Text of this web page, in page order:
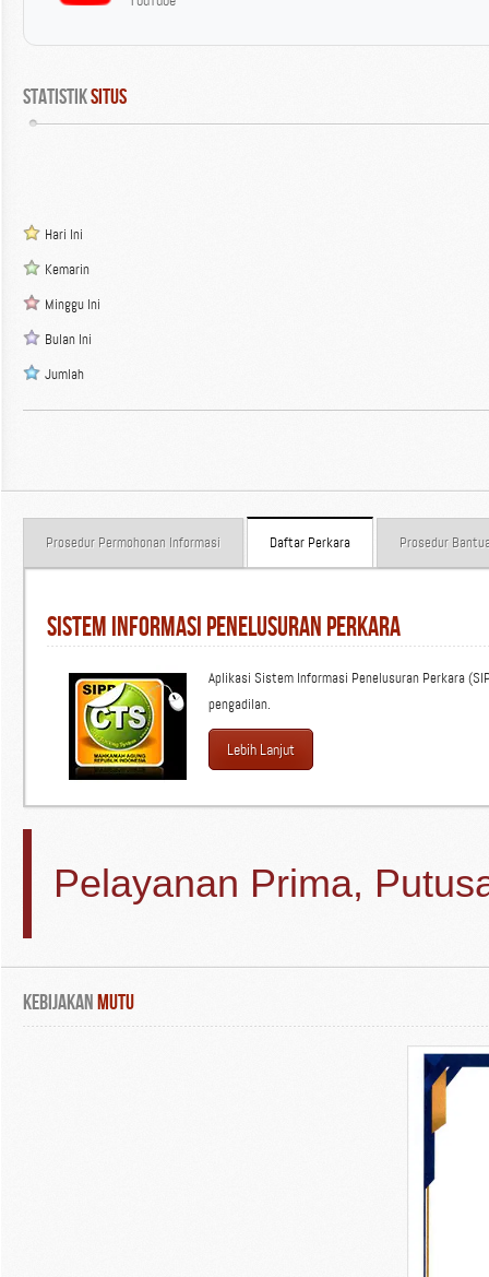
Statistik Situs
Hari Ini
Kemarin
Minggu Ini
Bulan Ini
Jumlah
Prosedur Permohonan Informasi Daftar Perkara Prosedur
Sistem Informasi Penelusuran Perkara
Aplikasi Sistem Informasi Penelusuran Perkara
pengadilan.
Lebih Lanjut
Pelayanan Prima,
KebijakanMutu